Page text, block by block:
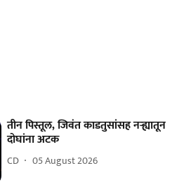
तीन पिस्तूल, जिवंत काडतुसांसह नऱ्ह्यातून
दोघांना अटक
CD 05 August 2026